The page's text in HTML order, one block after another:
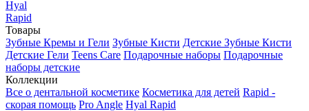
Hyal
Rapid
Товары
Зубные Кремы и Гели Зубные Кисти Детские Зубные Кисти
Детские Гели Teens Care Подарочные наборы Подарочные
наборы детские
Коллекции
Все о дентальной косметике Косметика для детей Rapid -
скорая помощь Pro Angle Hyal Rapid